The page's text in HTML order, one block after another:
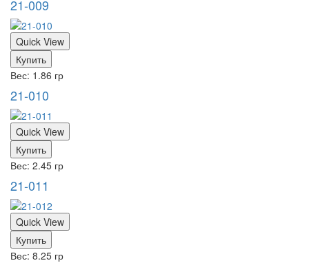
21-009
Quick View
Купить
Вес: 1.86 гр
21-010
Quick View
Купить
Вес: 2.45 гр
21-011
Quick View
Купить
Вес: 8.25 гр